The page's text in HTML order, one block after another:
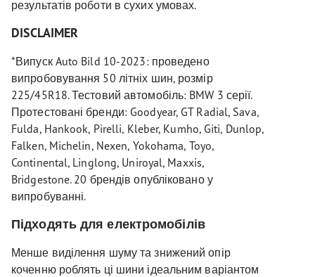
результатів роботи в сухих умовах.
DISCLAIMER
*Випуск Auto Bild 10-2023: проведено
випробовування 50 літніх шин, розмір
225/45R18. Тестовий автомобіль: BMW 3 серії.
Протестовані бренди: Goodyear, GT Radial, Sava,
Fulda, Hankook, Pirelli, Kleber, Kumho, Giti, Dunlop,
Falken, Michelin, Nexen, Yokohama, Toyo,
Continental, Linglong, Uniroyal, Maxxis,
Bridgestone. 20 брендів опубліковано у
випробуванні.
Підходять для електромобілів
Менше виділення шуму та знижений опір
коченню роблять ці шини ідеальним варіантом